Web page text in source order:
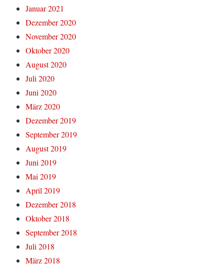
Januar 2021
Dezember 2020
November 2020
Oktober 2020
August 2020
Juli 2020
Juni 2020
März 2020
Dezember 2019
September 2019
August 2019
Juni 2019
Mai 2019
April 2019
Dezember 2018
Oktober 2018
September 2018
Juli 2018
März 2018